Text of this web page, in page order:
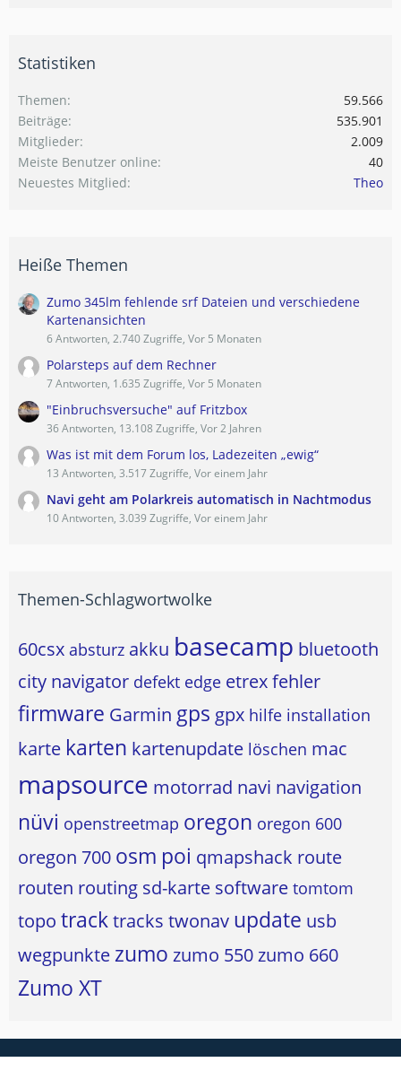
Statistiken
Themen
59.566
Beiträge
535.901
Mitglieder
2.009
Meiste Benutzer online
40
Neuestes Mitglied
Theo
Heiße Themen
Zumo 345lm fehlende srf Dateien und verschiedene
Kartenansichten
6 Antworten, 2.740 Zugriffe, Vor 5 Monaten
Polarsteps auf dem Rechner
7 Antworten, 1.635 Zugriffe, Vor 5 Monaten
"Einbruchsversuche" auf Fritzbox
36 Antworten, 13.108 Zugriffe, Vor 2 Jahren
Was ist mit dem Forum los, Ladezeiten „ewig“
13 Antworten, 3.517 Zugriffe, Vor einem Jahr
Navi geht am Polarkreis automatisch in Nachtmodus
10 Antworten, 3.039 Zugriffe, Vor einem Jahr
Themen-Schlagwortwolke
60csx absturz akku basecamp bluetooth
city navigator defekt edge etrexfehler
firmware Garmin gps gpx hilfe installation
karte karten kartenupdate löschen mac
mapsource motorrad navi navigation
nüvi openstreetmap oregon oregon 600
oregon 700 osm poi qmapshack route
routen routing sd-karte software tomtom
topo tracktracks twonav update usb
wegpunkte zumo zumo 550zumo 660
Zumo XT